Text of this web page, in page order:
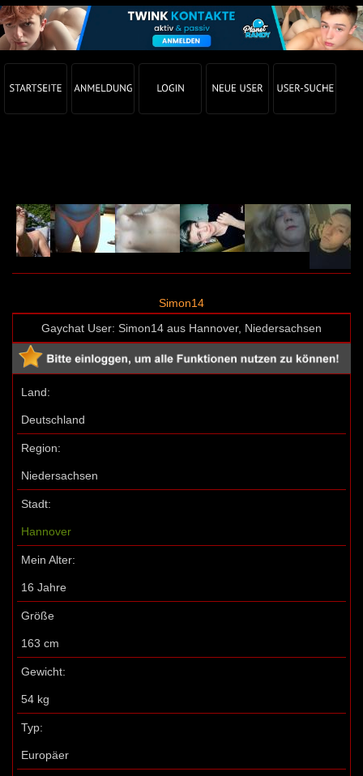
Simon14
Gaychat User: Simon14 aus Hannover, Niedersachsen
Land:
Deutschland
Region:
Niedersachsen
Stadt:
Hannover
Mein Alter:
16 Jahre
Größe
163 cm
Gewicht:
54 kg
Typ:
Europäer